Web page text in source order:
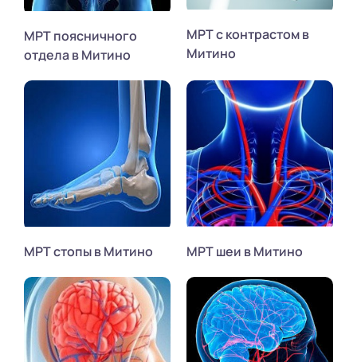
МРТ поясничного
отдела в Митино
МРТ с контрастом в
Митино
МРТ стопы в Митино МРТ шеи в Митино